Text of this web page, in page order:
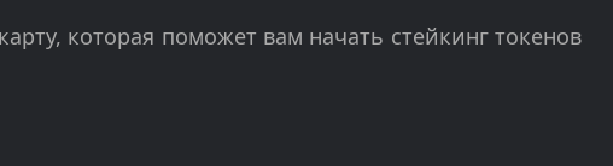
которая поможет вам начать стейкинг токенов